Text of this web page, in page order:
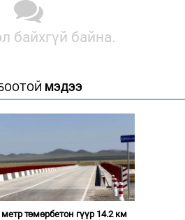
байхгүй байна.
МЭДЭЭ
төмөрбетон гүүр 14.2 км